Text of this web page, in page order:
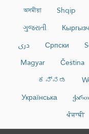
অসমীয়া
Shqip
ગુજરાતી
دری
Српски
Magyar
Čeština
ಕನ್ನಡ
Українська
ਪੰਜਾਬੀ